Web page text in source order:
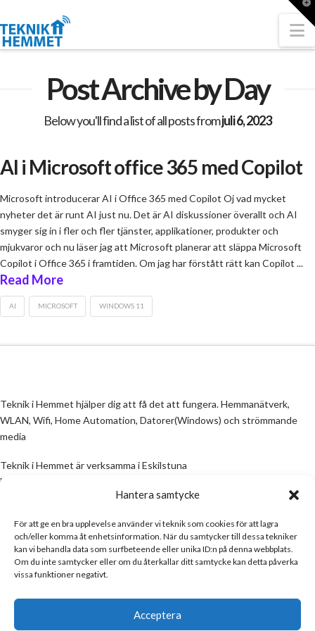
Hantera samtycke
För att ge en bra upplevelse använder vi teknik som cookies för att lagra
och/eller komma åt enhetsinformation. När du samtycker till dessa tekniker
kan vi behandla data som surfbeteende eller unika ID:n på denna webbplats.
Om du inte samtycker eller om du återkallar ditt samtycke kan detta påverka
vissa funktioner negativt.
Acceptera
Post Archive by Day
Below you'll find a list of all posts fromjuli 6, 2023
AI i Microsoft office 365 med Copilot
Microsoft introducerar AI i Office 365 med Copilot Oj vad mycket
nyheter det är runt AI just nu. Det är AI diskussioner överallt och AI
smyger sig in i fler och fler tjänster, applikationer, produkter och
mjukvaror och nu läser jag att Microsoft planerar att släppa Microsoft
Copilot i Office 365 i framtiden. Om jag har förstått rätt kan Copilot ...
Read More
AI MICROSOFT WINDOWS 11
Teknik i Hemmet hjälper dig att få det att fungera. Hemmanätverk,
WLAN, Wifi, Home Automation, Datorer(Windows) och strömmande
media
Teknik i Hemmet är verksamma i Eskilstuna
Email:
All information på denna sida skall ses som en guide, inte en manual. Om
information på sidan inte stämmer och/eller är felaktig, skicka gärna ett
mail